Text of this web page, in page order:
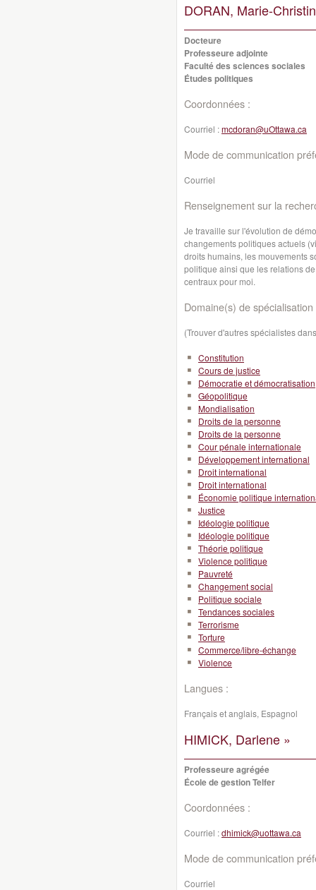
DORAN, Marie-
Docteure
Professeure adjointe
Faculté des sciences sociales
Études politiques
Coordonnées :
Courriel :mcdoran@uOttawa.ca
Mode de communication
Courriel
Renseignement sur la
Je travaille sur l'évolution de
changements politiques actuels
droits humains, les mouvements
politique ainsi que les relations
centraux pour moi.
Domaine(s) de spécialisation
(Trouver d'autres spécialistes
Constitution
Cours de justice
Démocratie et démocratisation
Géopolitique
Mondialisation
Droits de la personne
Droits de la personne
Cour pénale internationale
Développement international
Droit international
Droit international
Économie politique
Justice
Idéologie politique
Idéologie politique
Théorie politique
Violence politique
Pauvreté
Changement social
Politique sociale
Tendances sociales
Terrorisme
Torture
Commerce/libre-échange
Violence
Langues :
Français et anglais, Espagnol
HIMICK, Darlene »
Professeure agrégée
École de gestion Telfer
Coordonnées :
Courriel :dhimick@uottawa.ca
Mode de communication
Courriel